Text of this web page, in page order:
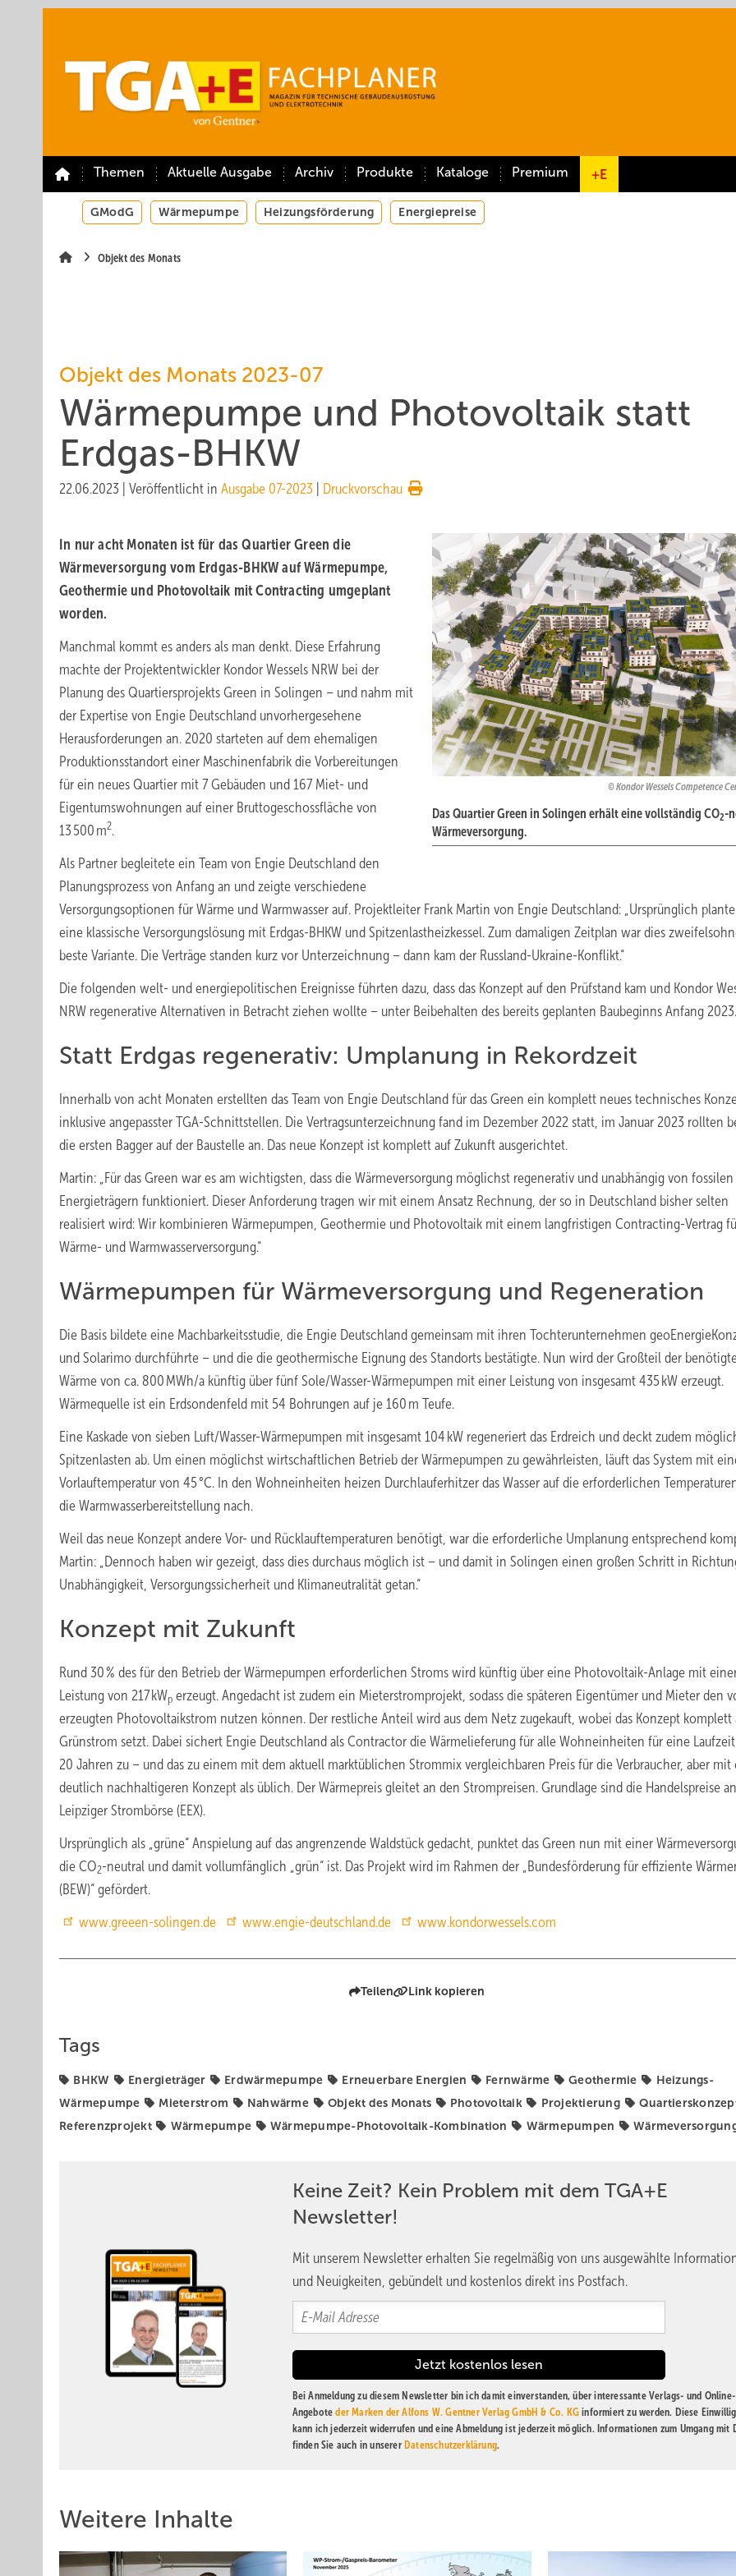
Themen Aktuelle Ausgabe Archiv Produkte Kataloge Premium +E
GModG Wärmepumpe Heizungsförderung Energiepreise
Objekt des Monats
Objekt des Monats 2023-07
Wärmepumpe und Photovoltaik statt
Erdgas-BHKW
22.06.2023 Veröffentlicht in Ausgabe 07-2023 Druckvorschau
Kondor Wessels Competence
Das Quartier Green in Solingen erhält eine vollständig CO2-
Wärmeversorgung.
In nur acht Monaten ist für das Quartier Green die
Wärmeversorgung vom Erdgas-BHKW auf Wärmepumpe,
Geothermie und Photovoltaik mit Contracting umgeplant
worden.
Manchmal kommt es anders als man denkt. Diese Erfahrung
machte der Projektentwickler Kondor Wessels NRW bei der
Planung des Quartiersprojekts Green in Solingen – und nahm mit
der Expertise von Engie Deutschland unvorhergesehene
Herausforderungen an. 2020 starteten auf dem ehemaligen
Produktionsstandort einer Maschinenfabrik die Vorbereitungen
für ein neues Quartier mit 7 Gebäuden und 167 Miet- und
Eigentumswohnungen auf einer Bruttogeschossfläche von
13 500 m2.
Als Partner begleitete ein Team von Engie Deutschland den
Planungsprozess von Anfang an und zeigte verschiedene
Versorgungsoptionen für Wärme und Warmwasser auf. Projektleiter Frank Martin von Engie Deutschland: „Ursprünglich
eine klassische Versorgungslösung mit Erdgas-BHKW und Spitzenlastheizkessel. Zum damaligen Zeitplan war dies
beste Variante. Die Verträge standen kurz vor Unterzeichnung – dann kam der Russland-Ukraine-Konflikt.“
Die folgenden welt- und energiepolitischen Ereignisse führten dazu, dass das Konzept auf den Prüfstand kam und Kondor
NRW regenerative Alternativen in Betracht ziehen wollte – unter Beibehalten des bereits geplanten Baubeginns Anfang 2023.
Statt Erdgas regenerativ: Umplanung in Rekordzeit
Innerhalb von acht Monaten erstellten das Team von Engie Deutschland für das Green ein komplett neues technisches
inklusive angepasster TGA-Schnittstellen. Die Vertragsunterzeichnung fand im Dezember 2022 statt, im Januar 2023 rollten
die ersten Bagger auf der Baustelle an. Das neue Konzept ist komplett auf Zukunft ausgerichtet.
Martin: „Für das Green war es am wichtigsten, dass die Wärmeversorgung möglichst regenerativ und unabhängig von fossilen
Energieträgern funktioniert. Dieser Anforderung tragen wir mit einem Ansatz Rechnung, der so in Deutschland bisher selten
realisiert wird: Wir kombinieren Wärmepumpen, Geothermie und Photovoltaik mit einem langfristigen Contracting-Vertrag
Wärme- und Warmwasserversorgung.“
Wärmepumpen für Wärmeversorgung und Regeneration
Die Basis bildete eine Machbarkeitsstudie, die Engie Deutschland gemeinsam mit ihren Tochterunternehmen
und Solarimo durchführte – und die die geothermische Eignung des Standorts bestätigte. Nun wird der Großteil der
Wärme von ca. 800 MWh/a künftig über fünf Sole/Wasser-Wärmepumpen mit einer Leistung von insgesamt 435 kW erzeugt.
Wärmequelle ist ein Erdsondenfeld mit 54 Bohrungen auf je 160 m Teufe.
Eine Kaskade von sieben Luft/Wasser-Wärmepumpen mit insgesamt 104 kW regeneriert das Erdreich und deckt zudem
Spitzenlasten ab. Um einen möglichst wirtschaftlichen Betrieb der Wärmepumpen zu gewährleisten, läuft das System mit
Vorlauftemperatur von 45 °C. In den Wohneinheiten heizen Durchlauferhitzer das Wasser auf die erforderlichen
die Warmwasserbereitstellung nach.
Weil das neue Konzept andere Vor- und Rücklauftemperaturen benötigt, war die erforderliche Umplanung entsprechend
Martin: „Dennoch haben wir gezeigt, dass dies durchaus möglich ist – und damit in Solingen einen großen Schritt in
Unabhängigkeit, Versorgungssicherheit und Klimaneutralität getan.“
Konzept mit Zukunft
Rund 30 % des für den Betrieb der Wärmepumpen erforderlichen Stroms wird künftig über eine Photovoltaik-Anlage mit
Leistung von 217 kWp erzeugt. Angedacht ist zudem ein Mieterstromprojekt, sodass die späteren Eigentümer und Mieter den
erzeugten Photovoltaikstrom nutzen können. Der restliche Anteil wird aus dem Netz zugekauft, wobei das Konzept komplett
Grünstrom setzt. Dabei sichert Engie Deutschland als Contractor die Wärmelieferung für alle Wohneinheiten für eine
20 Jahren zu – und das zu einem mit dem aktuell marktüblichen Strommix vergleichbaren Preis für die Verbraucher, aber mit
deutlich nachhaltigeren Konzept als üblich. Der Wärmepreis gleitet an den Strompreisen. Grundlage sind die Handelspreise
Leipziger Strombörse (EEX).
Ursprünglich als „grüne“ Anspielung auf das angrenzende Waldstück gedacht, punktet das Green nun mit einer
die CO2-neutral und damit vollumfänglich „grün“ ist. Das Projekt wird im Rahmen der „Bundesförderung für effiziente
(BEW)“ gefördert.
www.greeen-solingen.de
www.engie-deutschland.de www.kondorwessels.com
Teilen Link kopieren
Tags
BHKW Energieträger Erdwärmepumpe Erneuerbare Energien Fernwärme Geothermie
Heizungs-
Wärmepumpe
Mieterstrom Nahwärme Objekt des Monats Photovoltaik Projektierung
Referenzprojekt
Wärmepumpe Wärmepumpe-Photovoltaik-Kombination Wärmepumpen
Keine Zeit? Kein Problem mit dem TGA+E
Newsletter!
Mit unserem Newsletter erhalten Sie regelmäßig von uns ausgewählte
und Neuigkeiten, gebündelt und kostenlos direkt ins Postfach.
Bei Anmeldung zu diesem Newsletter bin ich damit einverstanden, über interessante Verlags- und Online-
Angeboteder Marken der Alfons W. Gentner Verlag GmbH & Co. KG informiert zu werden. Diese
kann ich jederzeit widerrufen und eine Abmeldung ist jederzeit möglich. Informationen zum Umgang mit
finden Sie auch in unserer Datenschutzerklärung.
Weitere Inhalte